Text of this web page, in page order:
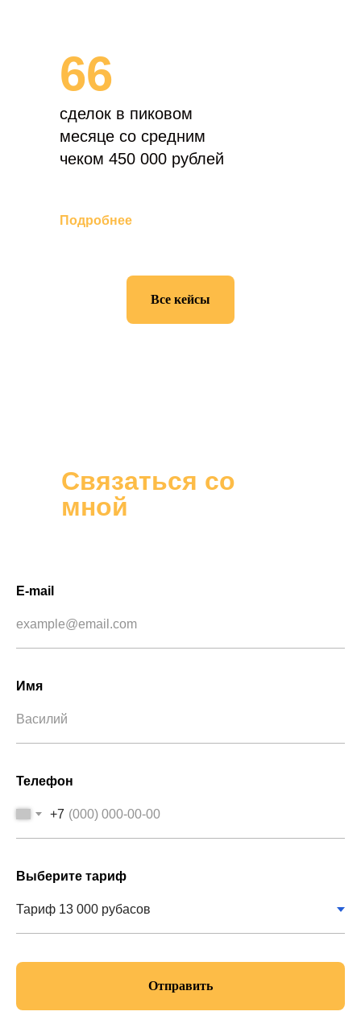
Подробнее
66
сделок в пиковом
месяце со средним
чеком 450 000 рублей
Все кейсы
Связаться со
мной
E-mail
Имя
Телефон
+7
Выберите тариф
Отправить